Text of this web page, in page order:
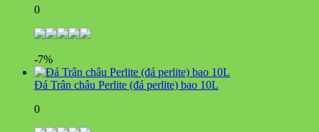
0
-7%
Đá Trân châu Perlite (đá perlite) bao 10L
0